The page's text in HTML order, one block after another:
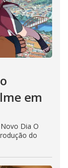
em
Dia O
do